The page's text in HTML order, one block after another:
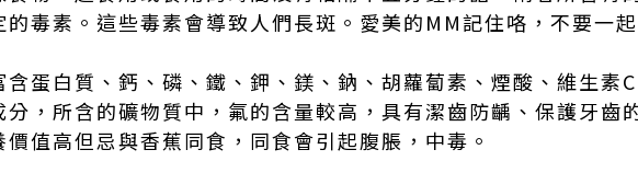
的毒素。這些毒素會導致人們長斑。愛美的MM記住咯，不要一
含蛋白質、鈣、磷、鐵、鉀、鎂、鈉、胡蘿蔔素、煙酸、維生素
分，所含的礦物質中，氟的含量較高，具有潔齒防齲、保護牙齒
價值高但忌與香蕉同食，同食會引起腹脹，中毒。